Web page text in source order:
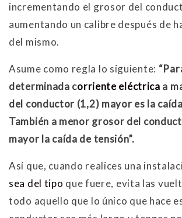
incrementando el grosor del
aumentando un calibre después de
del mismo.
Asume como regla lo siguiente:
determinada corriente eléctrica a
del conductor (1,2) mayor es la
También a menor grosor del
mayor la caída de tensión”.
Así que, cuando realices una
sea del tipo que fuere, evita las
todo aquello que lo único que hace